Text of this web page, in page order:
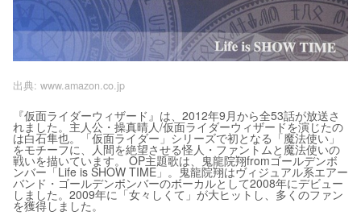
出典: www.amazon.co.jp
『仮面ライダーウィザード』は、2012年9月から全53話が放送さ
れました。主人公・操真晴人/仮面ライダーウィザードを演じたの
は白石隼也。「仮面ライダー」シリーズで初となる「魔法使い」
をモチーフに、人間を絶望させる怪人・ファントムと魔法使いの
戦いを描いています。 OP主題歌は、鬼龍院翔fromゴールデンボ
ンバー「Life is SHOW TIME」。鬼龍院翔はヴィジュアル系エアー
バンド・ゴールデンボンバーのボーカルとして2008年にデビュー
しました。2009年に「女々しくて」が大ヒットし、多くのファン
を獲得しました。